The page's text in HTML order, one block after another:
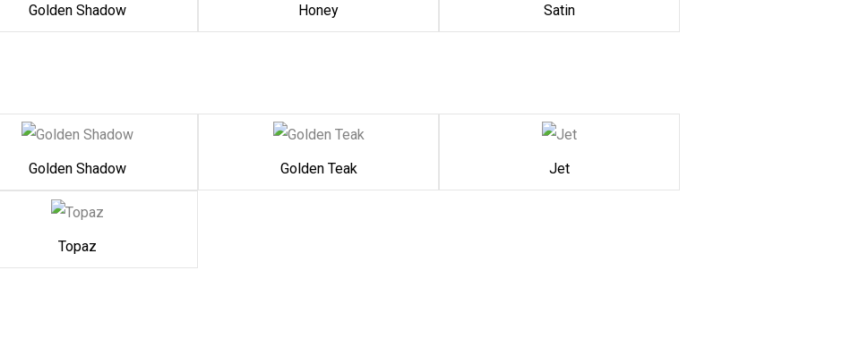
Golden Shadow Honey Satin
Golden Shadow Golden Teak Jet
Topaz